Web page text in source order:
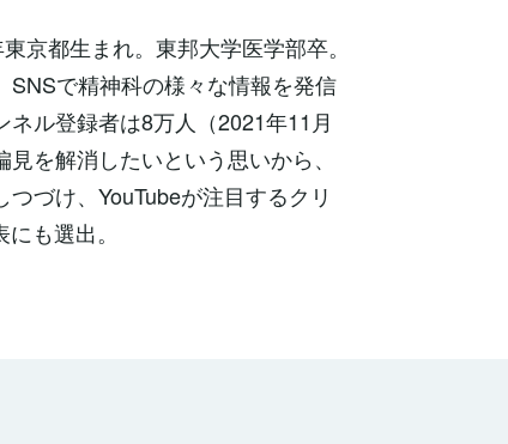
京都生まれ。東邦大学医学部卒。
で精神科の様々な情報を発信
ネル登録者は8万人（2021年11月
を解消したいという思いから、
づけ、YouTubeが注目するクリ
も選出。